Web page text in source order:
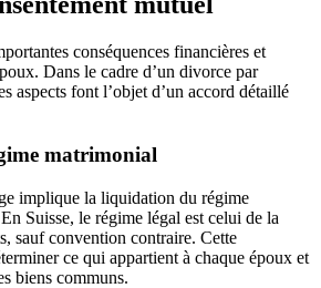
conséquences financières et
Dans le cadre d’un divorce par
aspects font l’objet d’un accord détaillé
matrimonial
implique la liquidation du régime
Suisse, le régime légal est celui de la
sauf convention contraire. Cette
ce qui appartient à chaque époux et
biens communs.